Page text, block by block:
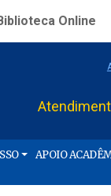
Online
APOIO